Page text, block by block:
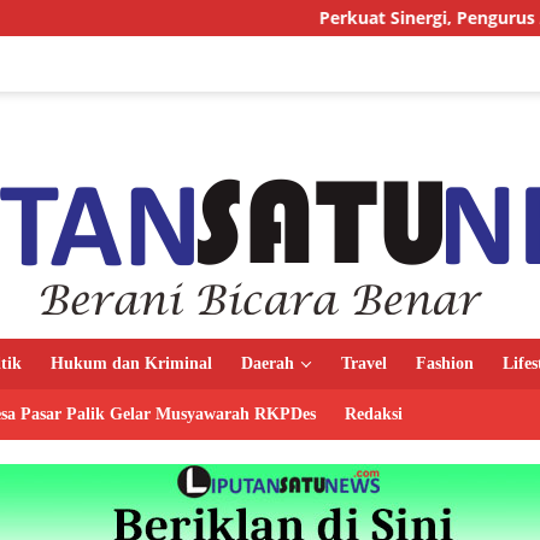
Perkuat Sinergi, Pengurus AMJ Audiensi
Hukum dan Kriminal Daerah Travel Fashion
Pasar Palik Gelar Musyawarah RKPDes Redaksi